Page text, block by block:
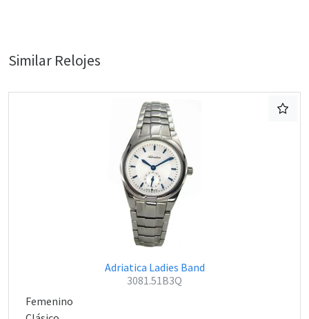
Similar Relojes
Adriatica Ladies Band
3081.51B3Q
Femenino